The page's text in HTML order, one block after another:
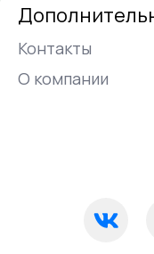
Контакты
О компании